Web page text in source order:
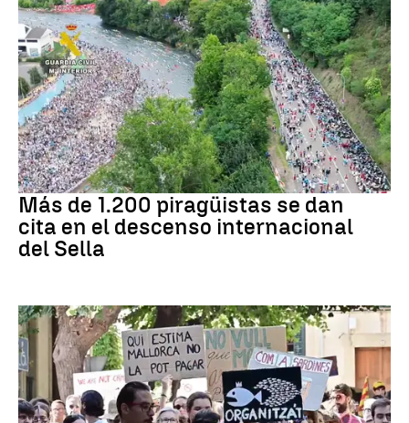
Asturias
Más de 1.200 piragüistas se dan
cita en el descenso internacional
del Sella